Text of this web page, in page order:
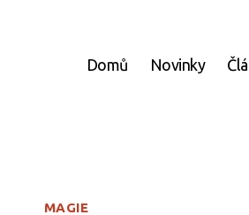
Domů Novinky
Rubriky
MAGIE